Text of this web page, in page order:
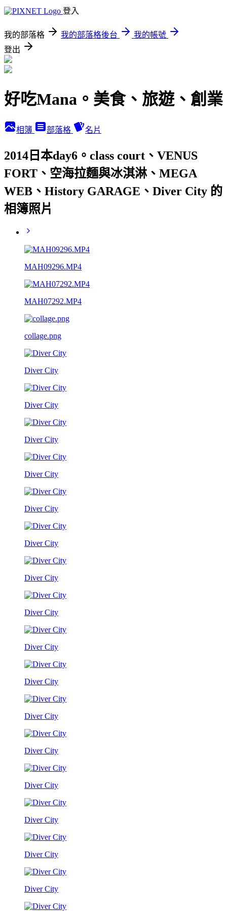
登入
我的部落格 我的部落格後台
我的帳號
登出
好吃Mana。美食、旅遊、創業
相簿 部落格 名片
2014日本day6。class court、VENUS
FORT、空海拉麵與冰淇淋、MEGA
WEB、History GARAGE、Diver City 的
相簿照片
MAH09296.MP4
MAH07292.MP4
collage.png
Diver City
Diver City
Diver City
Diver City
Diver City
Diver City
Diver City
Diver City
Diver City
Diver City
Diver City
Diver City
Diver City
Diver City
Diver City
Diver City